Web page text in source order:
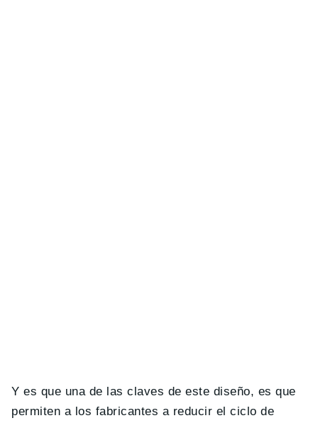
Y es que una de las claves de este diseño, es que
permiten a los fabricantes a reducir el ciclo de